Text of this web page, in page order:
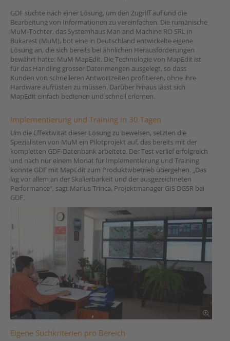
GDF suchte nach einer Lösung, um den Zugriff auf und die
Bearbeitung von Informationen zu vereinfachen. Die rumänische
MuM-Tochter, das Systemhaus Man and Machine RO SRL in
Bukarest (MuM), bot eine in Deutschland entwickelte eigene
Lösung an, die sich bereits bei ähnlichen Herausforderungen
bewährt hatte: MuM MapEdit. Die Technologie von MapEdit ist
für das Handling grosser Datenmengen ausgelegt, so dass
Kunden von schnelleren Antwortzeiten profitieren, ohne ihre
Hardware aufrüsten zu müssen. Darüber hinaus lässt sich
MapEdit einfach bedienen und schnell erlernen.
Implementierung und Training in 30 Tagen
Um die Effektivität dieser Lösung zu beweisen, setzten die
Spezialisten von MuM ein Pilotprojekt auf, das bereits mit der
kompletten GDF-Datenbank arbeitete. Der Test verlief erfolgreich
und nach nur einem Monat für Implementierung und Training
konnte GDF mit MapEdit zum Produktivbetrieb übergehen. „Das
lag vor allem an der Skalierbarkeit und der ausgezeichneten
Performance“, sagt Marius Trinca, Projektmanager GIS DGSR bei
GDF.
Eigene Suchkriterien pro Bereich